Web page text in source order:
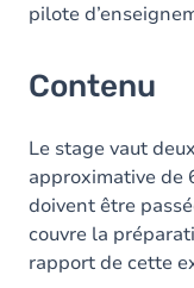
pilote
Contenu
Le stage vaut
approximative de
doivent être
couvre la
rapport de cette